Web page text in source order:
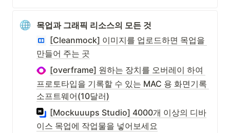
목업과 그래픽 리소스의 모든 것
[Cleanmock] 이미지를 업로드하면 목업을
만들어 주는 곳
[overframe] 원하는 장치를 오버레이 하여
프로토타입을 기록할 수 있는 MAC 용 화면기록
소프트웨어(10달러)
[Mockuuups Studio] 4000개 이상의 디바
이스 목업에 작업물을 넣어보세요